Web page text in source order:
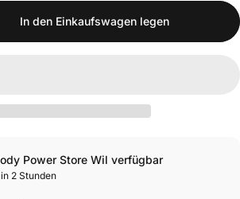
In den Einkaufswagen legen
Power Store Wil verfügbar
2 Stunden